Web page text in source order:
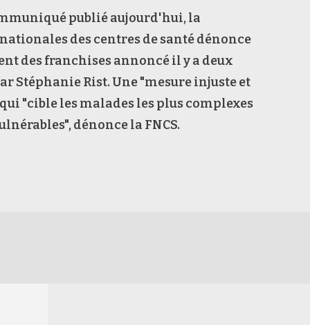
publié aujourd'hui, la
des centres de santé dénonce
des franchises annoncé il y a deux
Stéphanie Rist. Une "mesure injuste et
"cible les malades les plus complexes
dénonce la FNCS.